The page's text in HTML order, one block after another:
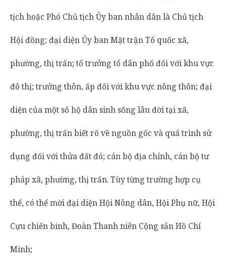
tịch hoặc Phó Chủ tịch Ủy ban nhân dân là Chủ tịch
Hội đồng; đại diện Ủy ban Mặt trận Tổ quốc xã,
phường, thị trấn; tổ trưởng tổ dân phố đối với khu vực
đô thị; trưởng thôn, ấp đối với khu vực nông thôn; đại
diện của một số hộ dân sinh sống lâu đời tại xã,
phường, thị trấn biết rõ về nguồn gốc và quá trình sử
dụng đối với thửa đất đó; cán bộ địa chính, cán bộ tư
pháp xã, phường, thị trấn. Tùy từng trường hợp cụ
thể, có thể mời đại diện Hội Nông dân, Hội Phụ nữ, Hội
Cựu chiến binh, Đoàn Thanh niên Cộng sản Hồ Chí
Minh;